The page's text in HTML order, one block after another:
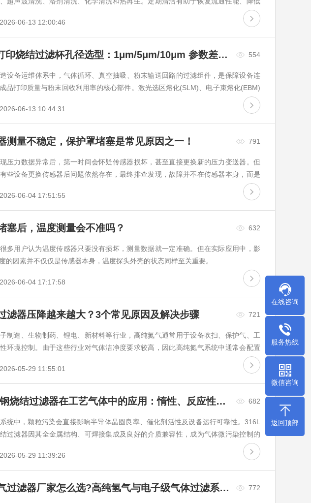
2026-06-13 12:00:46
金属 3D 打印烧结过滤杯孔径选型：1μm/5μm/10μm 参数差异与工况匹配方案！ 554
设备运维体系中，气体循环、真空抽吸、粉末输送回路的过滤组件，是保障设备连
品打印质量与粉末回收利用率的核心部件。激光选区熔化(SLM)、电子束熔化(EBM)
2026-06-13 10:44:31
测量不稳定，保护罩堵塞是常见原因之一！ 791
压力数据异常后，第一时间会怀疑传感器损坏，甚至直接更换新的压力变送器。但
些设备更换传感器后问题依然存在，最终排查发现，故障并不在传感器本身，而是
2026-06-04 17:51:55
塞后，温度测量会不准吗？ 632
多用户认为温度传感器只要没有损坏，测量数据就一定准确。但在实际应用中，影
的因素并不仅仅是传感器本身，温度探头外壳的状态同样至关重要。
2026-06-04 17:17:58
滤器压降越来越大？3个常见原因及解决步骤 721
制造、生物制药、锂电、新材料等行业，高纯氮气通常用于设备吹扫、保护气、工
环境控制。由于这些行业对气体洁净度要求较高，因此高纯氮气系统中通常会配置
2026-05-29 11:55:01
316L不锈钢烧结过滤器在工艺气体中的应用：惰性、反应性与腐蚀性介质过滤解析 682
统中，颗粒污染会直接影响半导体晶圆良率、催化剂活性及设备运行可靠性。316L
过滤器因其全金属结构、可焊接集成及良好的介质兼容性，成为气体微污染控制的
2026-05-29 11:39:26
超高压氮气过滤器厂家怎么选?高纯氢气与电子级气体过滤系统几个关键点！ 772
在线咨询
服务热线
微信咨询
返回顶部